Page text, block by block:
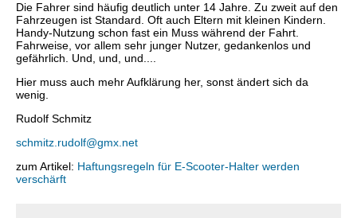
Die Fahrer sind häufig deutlich unter 14 Jahre. Zu zweit auf den
Fahrzeugen ist Standard. Oft auch Eltern mit kleinen Kindern.
Handy-Nutzung schon fast ein Muss während der Fahrt.
Fahrweise, vor allem sehr junger Nutzer, gedankenlos und
gefährlich. Und, und, und....
Hier muss auch mehr Aufklärung her, sonst ändert sich da
wenig.
Rudolf Schmitz
schmitz.rudolf@gmx.net
zum Artikel: Haftungsregeln für E-Scooter-Halter werden
verschärft